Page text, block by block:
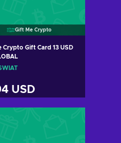
Gift Me Crypto
Crypto Gift Card 13 USD
USD